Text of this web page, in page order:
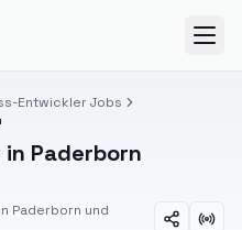
Entwickler Jobs
Paderborn
Paderborn und